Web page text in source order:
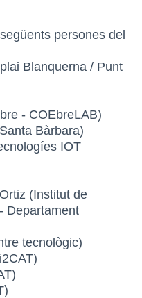
persones del
Blanquerna / Punt
- COEbreLAB)
Bàrbara)
IOT
(Institut de
Departament
tecnològic)